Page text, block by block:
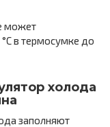
может
в термосумке до
холода
заполняют